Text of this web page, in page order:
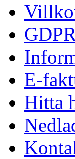
E-
Hitta